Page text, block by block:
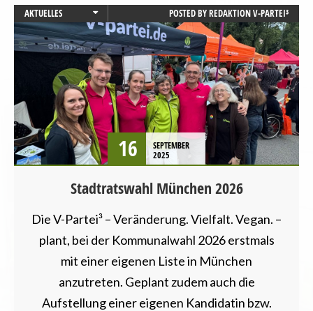
AKTUELLES
BAYERN
LANDESVERBÄNDE
PRESSEMITTEILUNG
STARTSEITE
UMWELT UND KLIMA
POSTED BYREDAKTION V-PARTEI³
16
SEPTEMBER
2025
Stadtratswahl München 2026
Die V-Partei³ – Veränderung. Vielfalt. Vegan. –
plant, bei der Kommunalwahl 2026 erstmals
mit einer eigenen Liste in München
anzutreten. Geplant zudem auch die
Aufstellung einer eigenen Kandidatin bzw.